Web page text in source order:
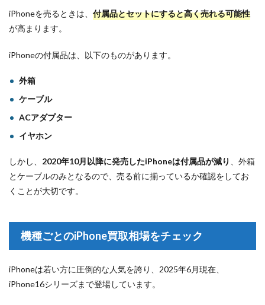
iPhoneを売るときは、 付属品とセットにすると高く売れる可能性
が高まります。
iPhoneの付属品は、以下のものがあります。
外箱
ケーブル
ACアダプター
イヤホン
しかし、 2020年10月以降に発売したiPhoneは付属品が減り
、外箱
とケーブルのみとなるので、売る前に揃っているか確認をしてお
くことが大切です。
機種ごとのiPhone買取相場をチェック
iPhoneは若い方に圧倒的な人気を誇り、2025年6月現在、
iPhone16シリーズまで登場しています。